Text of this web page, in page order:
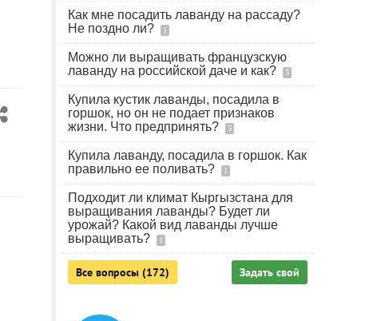
Как мне посадить лаванду на рассаду?
Не поздно ли?
1
Можно ли выращивать французскую
лаванду на российской даче и как?
3
Купила кустик лаванды, посадила в
горшок, но он не подает признаков
жизни. Что предпринять?
3
Купила лаванду, посадила в горшок. Как
правильно ее поливать?
1
Подходит ли климат Кыргызстана для
выращивания лаванды? Будет ли
урожай? Какой вид лаванды лучше
выращивать?
1
Все вопросы (172) Задать свой